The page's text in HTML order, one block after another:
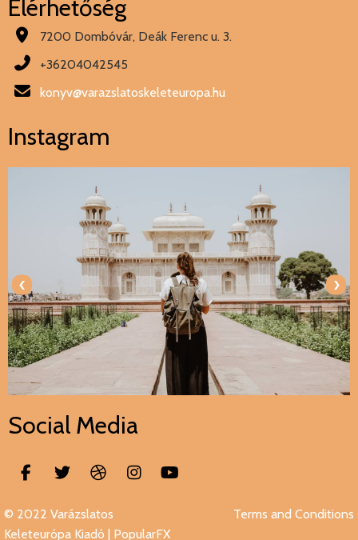
Elérhetőség
7200 Dombóvár, Deák Ferenc u. 3.
+36204042545
konyv@varazslatoskeleteuropa.hu
Instagram
‹ ›
Social Media
© 2022 Varázslatos
Keleteurópa Kiadó | PopularFX
Terms and Conditions